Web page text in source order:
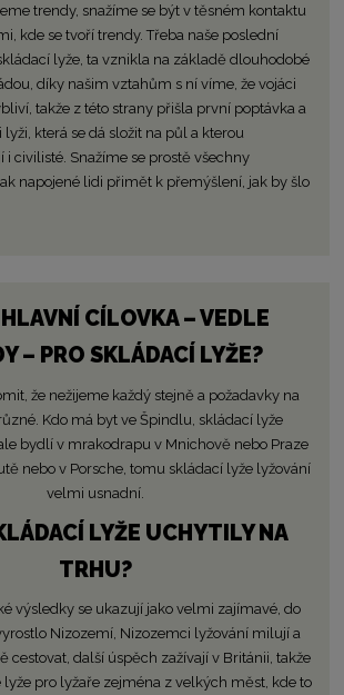
trendy, snažíme se být v těsném kontaktu
kde se tvoří trendy. Třeba naše poslední
lyže, ta vznikla na základě dlouhodobé
díky našim vztahům s ní víme, že vojáci
takže z této strany přišla první poptávka a
která se dá složit na půl a kterou
i civilisté. Snažíme se prostě všechny
napojené lidi přimět k přemýšlení, jak by šlo
HLAVNÍ CÍLOVKA – VEDLE
– PRO SKLÁDACÍ LYŽE?
že nežijeme každý stejně a požadavky na
Kdo má byt ve Špindlu, skládací lyže
bydlí v mrakodrapu v Mnichově nebo Praze
nebo v Porsche, tomu skládací lyže lyžování
velmi usnadní.
LYŽE UCHYTILY NA
TRHU?
výsledky se ukazují jako velmi zajímavé, do
Nizozemí, Nizozemci lyžování milují a
cestovat, další úspěch zažívají v Británii, takže
lyže pro lyžaře zejména z velkých měst, kde to